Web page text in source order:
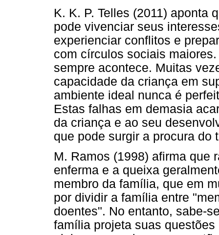
K. K. P. Telles (2011) aponta
pode vivenciar seus
experienciar conflitos e
com círculos sociais
sempre acontece. Muitas
capacidade da criança em
ambiente ideal nunca é
Estas falhas em demasia
da criança e ao seu
que pode surgir a procura do
M. Ramos (1998) afirma que
enferma e a queixa
membro da família, que em
por dividir a família entre
doentes". No entanto, sabe-
família projeta suas